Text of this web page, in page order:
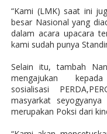
“Kami (LMK) saat ini
besar Nasional yang
dalam acara upacara
kami sudah punya
Selain itu, tambah
mengajukan
sosialisasi
masyarkat
merupakan Poksi dari